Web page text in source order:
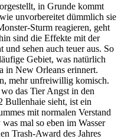
in Grunde kommt
unvorbereitet dümmlich sie
Sturm reagieren, geht
sind die Effekte mit der
sehen auch teuer aus. So
Gebiet, was natürlich
in New Orleans erinnert.
mehr unfreiwillig komisch.
das Tier Angst in den
Bullenhaie sieht, ist ein
mit normalen Verstand
mal so eben im Wasser
Trash-Award des Jahres